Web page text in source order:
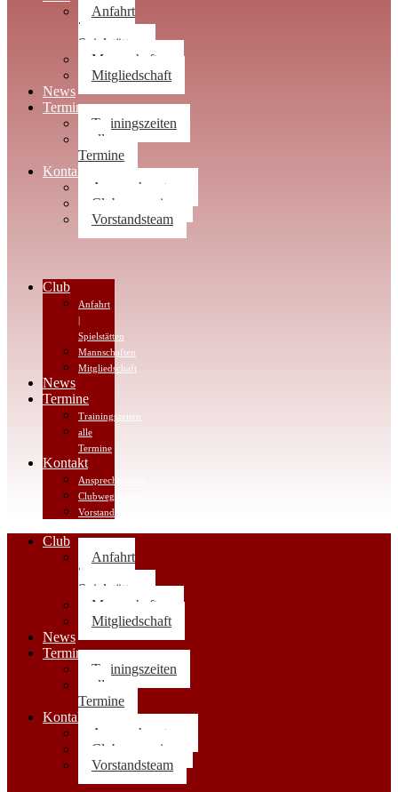
Anfahrt
|
Spielstätten
Mannschaften
Mitgliedschaft
News
Termine
Trainingszeiten
alle
Termine
Kontakt
Ansprechpartner
Clubwegweiser
Vorstandsteam
Club
Anfahrt
|
Spielstätten
Mannschaften
Mitgliedschaft
News
Termine
Trainingszeiten
alle
Termine
Kontakt
Ansprechpartner
Clubwegweiser
Vorstandsteam
Club
Anfahrt
|
Spielstätten
Mannschaften
Mitgliedschaft
News
Termine
Trainingszeiten
alle
Termine
Kontakt
Ansprechpartner
Clubwegweiser
Vorstandsteam